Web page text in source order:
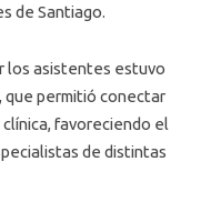
de Santiago.
los asistentes estuvo
que permitió conectar
favoreciendo el
de distintas